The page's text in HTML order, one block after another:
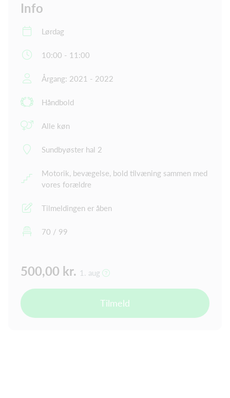
Info
Lørdag
10:00 - 11:00
Årgang: 2021 - 2022
Håndbold
Alle køn
Sundbyøster hal 2
Motorik, bevægelse, bold tilvæning sammen med
vores forældre
Tilmeldingen er åben
70 / 99
500,00 kr. 1. aug
Tilmeld